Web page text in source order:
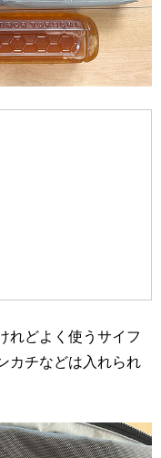
れどよく使うサイフ
カチなどは入れられ